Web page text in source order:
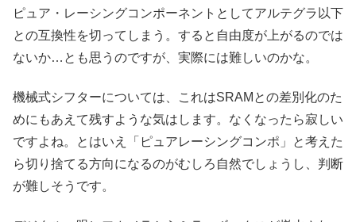
ピュア・レーシングコンポーネントとしてアルテグラ以下
との互換性を切ってしまう。すると自由度が上がるのでは
ないか…とも思うのですが、実際には難しいのかな。
機械式シフターについては、これはSRAMとの差別化のた
めにもあえて残すような気はします。なくなったら寂しい
ですよね。とはいえ「ピュアレーシングコンポ」と考えた
ら切り捨てる方向になるのがむしろ自然でしょうし、判断
が難しそうです。